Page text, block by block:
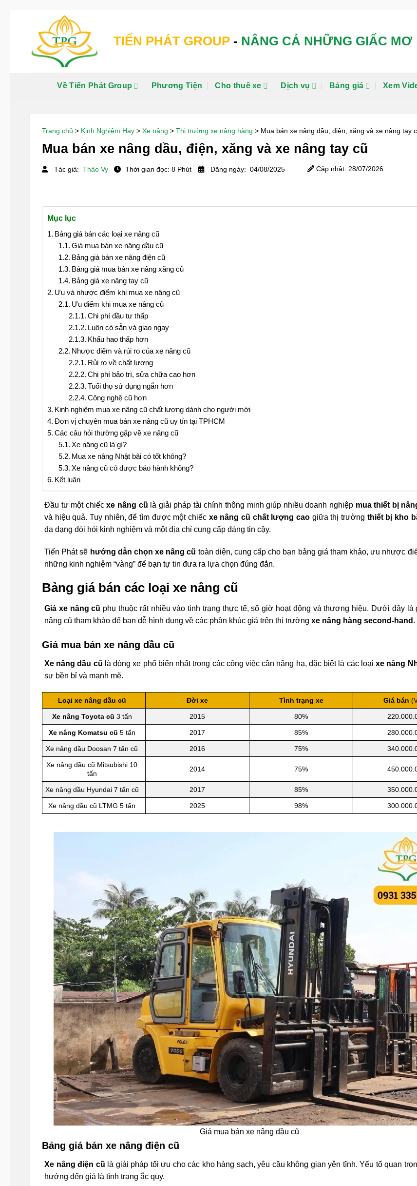
TIẾN PHÁT GROUP - NÂNG CẢ NHỮNG GIẤC MƠ
Về Tiến Phát Group Phương Tiện Cho thuê xe Dịch vụ Bảng giá Xem
Trang chủ > Kinh Nghiệm Hay > Xe nâng > Thị trường xe nâng hàng > Mua bán xe nâng dầu, điện, xăng và xe nâng tay
Mua bán xe nâng dầu, điện, xăng và xe nâng tay cũ
Tác giả: Thảo Vy Thời gian đọc: 8 Phút Đăng ngày: 04/08/2025 Cập nhật: 28/07/2026
Mục lục
Bảng giá bán các loại xe nâng cũ
Giá mua bán xe nâng dầu cũ
Bảng giá bán xe nâng điện cũ
Bảng giá mua bán xe nâng xăng cũ
Bảng giá xe nâng tay cũ
Ưu và nhược điểm khi mua xe nâng cũ
Ưu điểm khi mua xe nâng cũ
Chi phí đầu tư thấp
Luôn có sẵn và giao ngay
Khấu hao thấp hơn
Nhược điểm và rủi ro của xe nâng cũ
Rủi ro về chất lượng
Chi phí bảo trì, sửa chữa cao hơn
Tuổi thọ sử dụng ngắn hơn
Công nghệ cũ hơn
Kinh nghiệm mua xe nâng cũ chất lượng dành cho người mới
Đơn vị chuyên mua bán xe nâng cũ uy tín tại TPHCM
Các câu hỏi thường gặp về xe nâng cũ
Xe nâng cũ là gì?
Mua xe nâng Nhật bãi có tốt không?
Xe nâng cũ có được bảo hành không?
Kết luận
Đầu tư một chiếcxe nâng cũ là giải pháp tài chính thông minh giúp nhiều doanh nghiệp mua thiết bị
và hiệu quả. Tuy nhiên, để tìm được một chiếc xe nâng cũ chất lượng cao giữa thị trường thiết bị kho
đa dạng đòi hỏi kinh nghiệm và một địa chỉ cung cấp đáng tin cậy.
Tiến Phát sẽ hướng dẫn chọn xe nâng cũ toàn diện, cung cấp cho bạn bảng giá tham khảo, ưu nhược
những kinh nghiệm “vàng” để bạn tự tin đưa ra lựa chọn đúng đắn.
Bảng giá bán các loại xe nâng cũ
Giá xe nâng cũ phụ thuộc rất nhiều vào tình trạng thực tế, số giờ hoạt động và thương hiệu. Dưới đây là
nâng cũ tham khảo để bạn dễ hình dung về các phân khúc giá trên thị trường xe nâng hàng second-hand .
Giá mua bán xe nâng dầu cũ
Xe nâng dầu cũ là dòng xe phổ biến nhất trong các công việc cần nâng hạ, đặc biệt là các loạixe nâng
sự bền bỉ và mạnh mẽ.
Loại xe nâng dầu cũ Đời xe Tình trạng xe Giá bán
Xe nâng Toyota cũ 3 tấn 2015 80%
Xe nâng Komatsu cũ 5 tấn 2017 85%
Xe nâng dầu Doosan 7 tấn cũ 2016 75%
Xe nâng dầu cũ Mitsubishi 10
tấn
2014 75%
Xe nâng dầu Hyundai 7 tấn cũ 2017 85%
Xe nâng dầu cũ LTMG 5 tấn 2025 98%
Giá mua bán xe nâng dầu cũ
Bảng giá bán xe nâng điện cũ
Xe nâng điện cũ là giải pháp tối ưu cho các kho hàng sạch, yêu cầu không gian yên tĩnh. Yếu tố quan
hưởng đến giá là tình trạng ắc quy.